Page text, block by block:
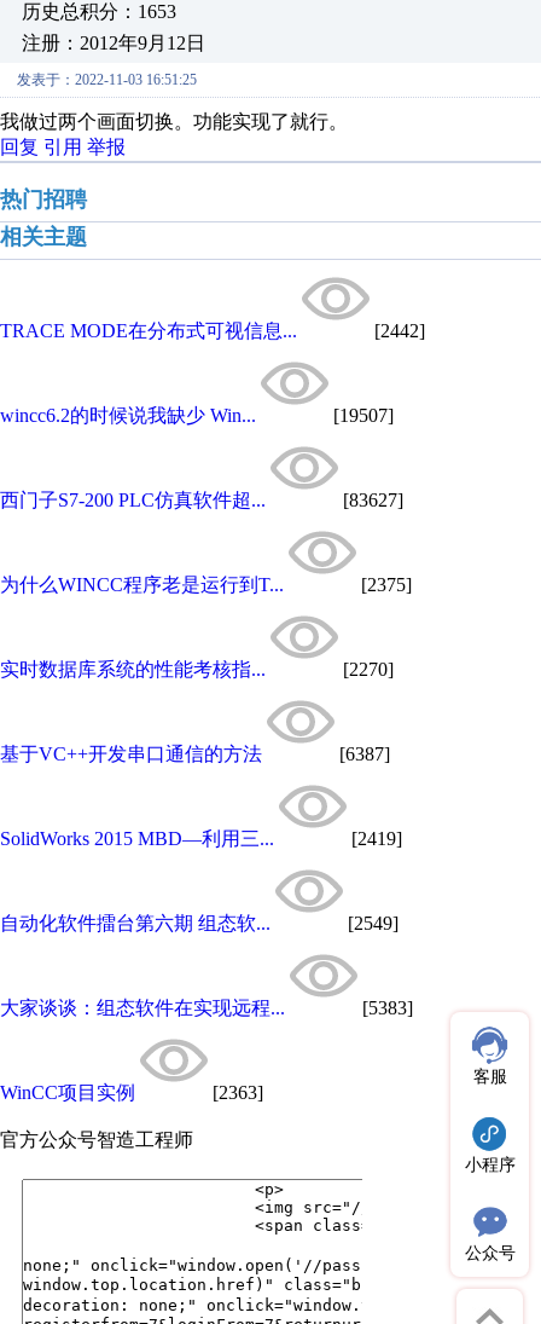
历史总积分：1653
注册：2012年9月12日
发表于：2022-11-03 16:51:25
我做过两个画面切换。功能实现了就行。
回复 引用 举报
热门招聘
相关主题
TRACE MODE在分布式可视信息... [2442]
wincc6.2的时候说我缺少 Win... [19507]
西门子S7-200 PLC仿真软件超... [83627]
为什么WINCC程序老是运行到T... [2375]
实时数据库系统的性能考核指... [2270]
基于VC++开发串口通信的方法 [6387]
SolidWorks 2015 MBD—利用三... [2419]
自动化软件擂台第六期 组态软... [2549]
大家谈谈：组态软件在实现远程... [5383]
WinCC项目实例 [2363]
官方公众号智造工程师
客服
小程序
公众号